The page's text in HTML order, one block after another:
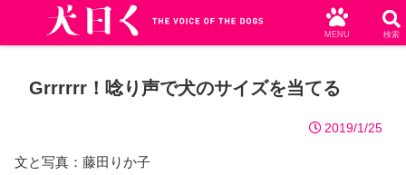
Grrrrrr！唸り声で犬のサイズを当てる
2019/1/25
文と写真：藤田りか子
MENU 検索